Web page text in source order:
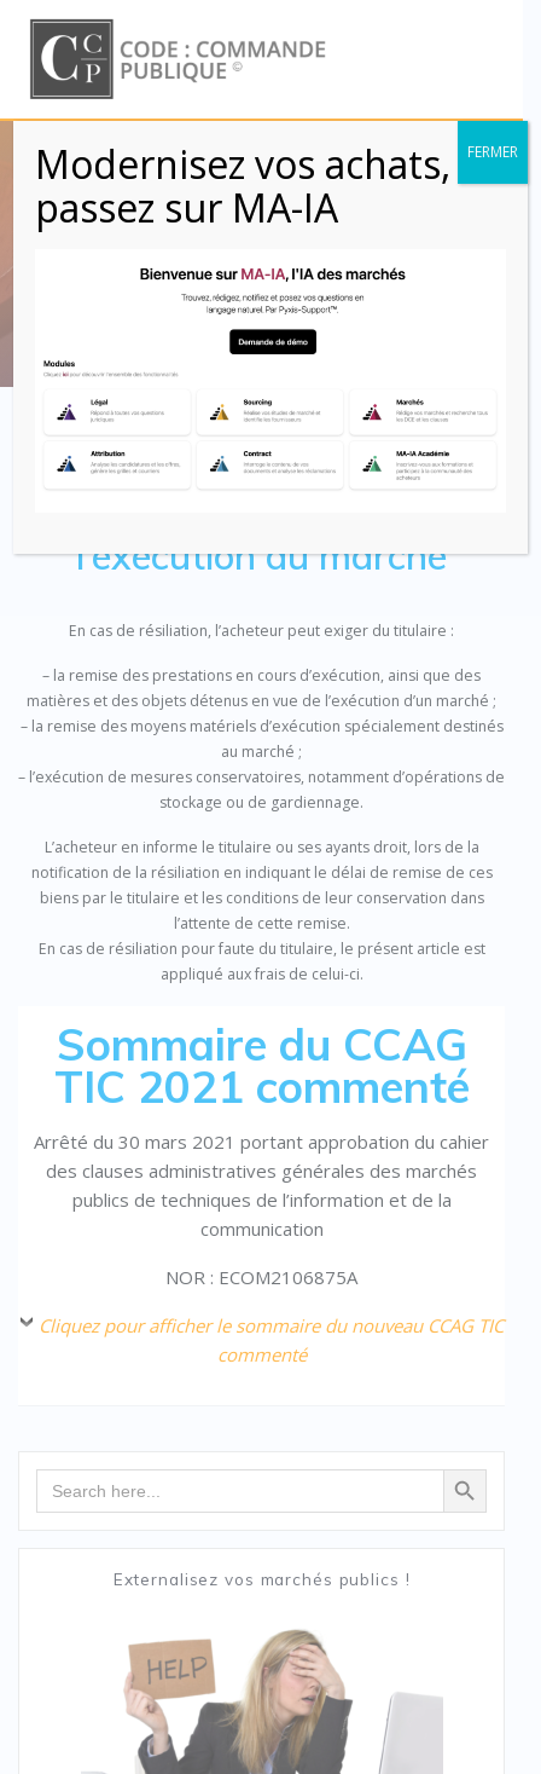
to
content
CCAG TIC 2021 –
Article 53
Code : Commande Publique
Article 53 – Remise des
prestations et des moyens
l’exécution du marché
En cas de résiliation, l’acheteur peut exiger du titulaire :
– la remise des prestations en cours d’exécution, ainsi que des
matières et des objets détenus en vue de l’exécution d’un marché ;
– la remise des moyens matériels d’exécution spécialement destinés
au marché ;
– l’exécution de mesures conservatoires, notamment d’opérations de
stockage ou de gardiennage.
L’acheteur en informe le titulaire ou ses ayants droit, lors de la
notification de la résiliation en indiquant le délai de remise de ces
biens par le titulaire et les conditions de leur conservation dans
l’attente de cette remise.
En cas de résiliation pour faute du titulaire, le présent article est
appliqué aux frais de celui-ci.
Sommaire du CCAG
TIC 2021 commenté
Arrêté du 30 mars 2021 portant approbation du cahier
des clauses administratives générales des marchés
publics de techniques de l’information et de la
communication
NOR : ECOM2106875A
Cliquez pour afficher le sommaire du nouveau CCAG TIC
commenté
Search Search Button
Externalisez vos marchés publics !
Modernisez vos achats,
passez sur MA-IA
FERMER